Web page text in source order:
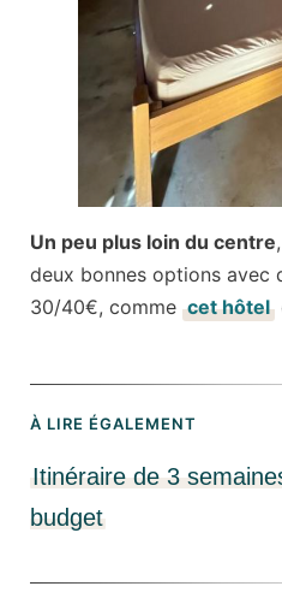
Un peu plus loin du centre
deux bonnes options avec
30/40€, comme cet hôtel
À LIRE ÉGALEMENT
Itinéraire de 3
budget